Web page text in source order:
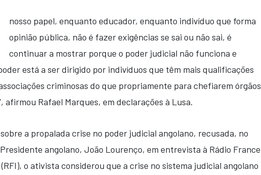
nosso papel, enquanto educador, enquanto indivíduo que forma
opinião pública, não é fazer exigências se sai ou não sai, é
continuar a mostrar porque o poder judicial não funciona e
está a ser dirigido por indivíduos que têm mais qualificações
criminosas do que propriamente para chefiarem órgãos
afirmou Rafael Marques, em declarações à Lusa.
a propalada crise no poder judicial angolano, recusada, no
angolano, João Lourenço, em entrevista à Rádio France
o ativista considerou que a crise no sistema judicial angolano